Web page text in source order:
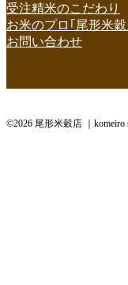
受注精米のこだわり
お米のプロ｢尾形米穀
お問い合わせ
©2026 尾形米穀店 ｜komeiro